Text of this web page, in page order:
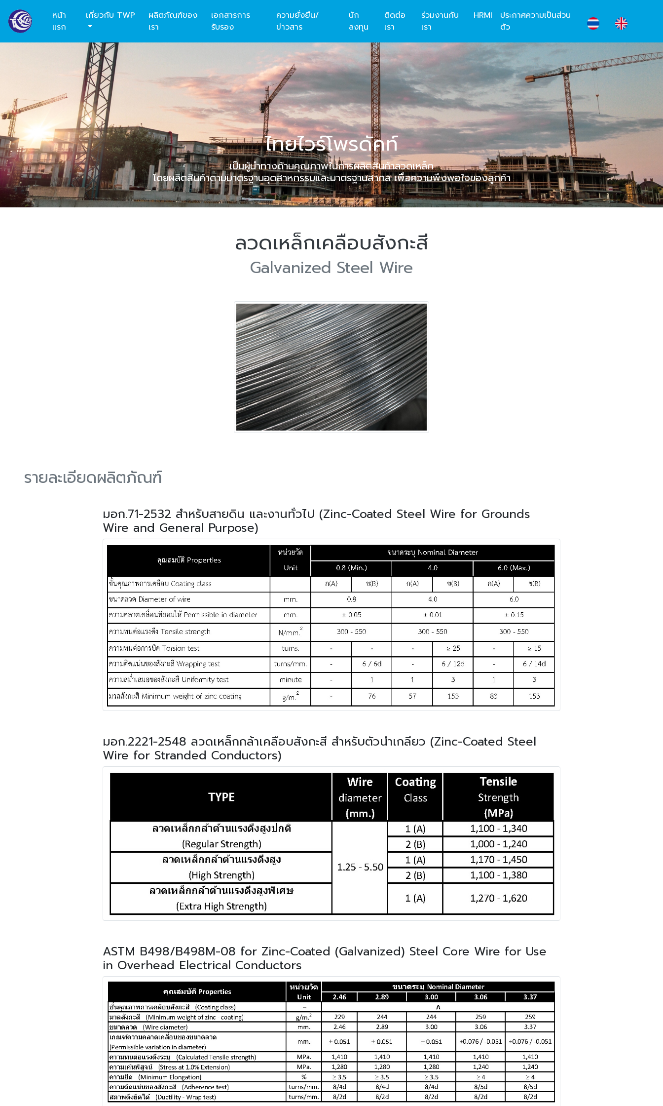
หน้า
แรก
เกี่ยวกับ TWP
ผลิตภัณฑ์ของ
เรา
เอกสารการ
รับรอง
ความยั่งยืน/
ข่าวสาร
นัก
ลงทุน
ติดต่อ
เรา
ร่วมงานกับ
เรา
HRMI
ประกาศความเป็นส่วน
ตัว
ไทยไวร์โพรดัคท์
เป็นผู้นำทางด้านคุณภาพในการผลิตสินค้าลวดเหล็ก
โดยผลิตสินค้าตามมาตรฐานอุตสาหกรรมและมาตรฐานสากล เพื่อความพึงพอใจของลูกค้า
ลวดเหล็กเคลือบสังกะสี
Galvanized Steel Wire
รายละเอียดผลิตภัณฑ์
มอก.71-2532 สำหรับสายดิน และงานทั่วไป (Zinc-Coated Steel Wire for Grounds
Wire and General Purpose)
มอก.2221-2548 ลวดเหล็กกล้าเคลือบสังกะสี สำหรับตัวนำเกลียว (Zinc-Coated Steel
Wire for Stranded Conductors)
ASTM B498/B498M-08 for Zinc-Coated (Galvanized) Steel Core Wire for Use
in Overhead Electrical Conductors